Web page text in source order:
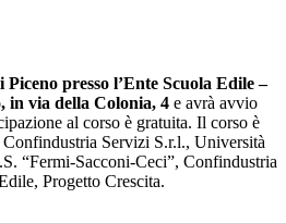
Piceno presso l’Ente Scuola Edile –
in via della Colonia, 4 e avrà avvio
al corso è gratuita. Il corso è
Servizi S.r.l., Università
“Fermi-Sacconi-Ceci”, Confindustria
Progetto Crescita.